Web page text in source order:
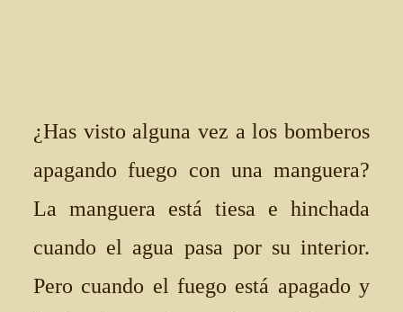
¿Has visto alguna vez a los bomberos
apagando fuego con una manguera?
La manguera está tiesa e hinchada
cuando el agua pasa por su interior.
Pero cuando el fuego está apagado y